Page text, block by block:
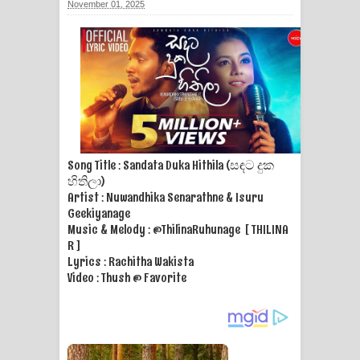
ගීතයේ පද පෙළ
Ras Balan Song Lyrics - රැස් බලන්
ගීතයේ පද පෙළ
Hoda sihiyen Song Lyrics - හොද
සිහියෙන් ගීතයේ පද පෙළ
ගීතයේ පද පෙළ
Pa Sina Song Lyrics - පෑ සිනා ගීතයේ
Pemwanthiye Song Lyrics -
පෙම්වන්තියේ ගීතයේ පද පෙළ
November 01, 2025
Song Title : Sandata Duka Hithila (සඳට දුක
හිතිලා)
Artist : Nuwandhika Senarathne & Isuru
Geekiyanage
Music & Melody : @ThilinaRuhunage‬ [ THILINA
R ]
Lyrics : Rachitha Wakista
Video : Thush @ Favorite